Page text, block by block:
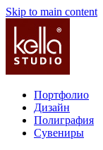
Skip to main content
Портфолио
Дизайн
Полиграфия
Сувениры